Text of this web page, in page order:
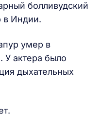
болливудский
в Индии.
умер в
У актера было
дыхательных